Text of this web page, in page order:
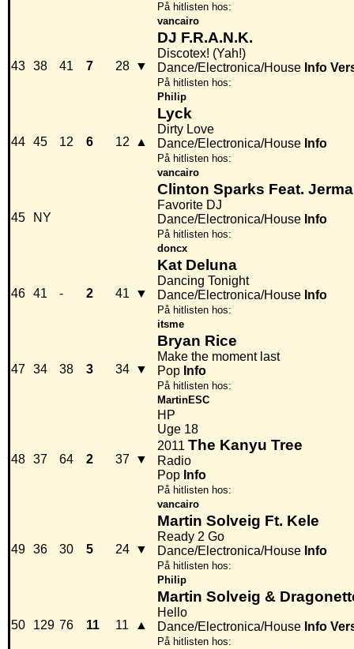
På hitlisten hos:
vancairo
43 38 41 7 28 ▼
DJ F.R.A.N.K.
Discotex! (Yah!)
Dance/Electronica/House Info
På hitlisten hos:
Philip
44 45 12 6 12 ▲
Lyck
Dirty Love
Dance/Electronica/House Info
På hitlisten hos:
vancairo
45 NY
Clinton Sparks Feat.
Favorite DJ
Dance/Electronica/House Info
På hitlisten hos:
doncx
46 41 - 2 41 ▼
Kat Deluna
Dancing Tonight
Dance/Electronica/House Info
På hitlisten hos:
itsme
47 34 38 3 34 ▼
Bryan Rice
Make the moment last
Pop Info
På hitlisten hos:
MartinESC
48 37 64 2 37 ▼
HP
Uge 18
2011 The Kanyu Tree
Radio
Pop Info
På hitlisten hos:
vancairo
49 36 30 5 24 ▼
Martin Solveig Ft. Kele
Ready 2 Go
Dance/Electronica/House Info
På hitlisten hos:
Philip
50 129 76 11 11 ▲
Martin Solveig &
Hello
Dance/Electronica/House Info
På hitlisten hos: